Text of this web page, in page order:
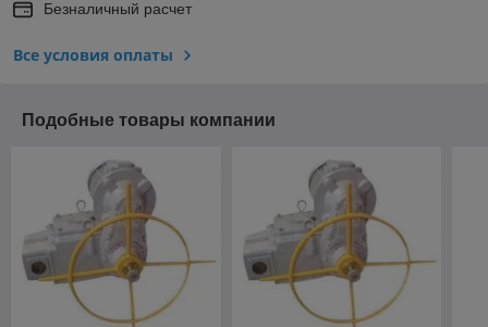
Безналичный расчет
Все условия оплаты
Подобные товары компании